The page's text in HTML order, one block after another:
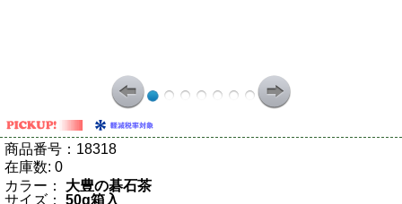
商品番号： 18318
在庫数: 0
カラー：
大豊の碁石茶
サイズ：
50g箱入